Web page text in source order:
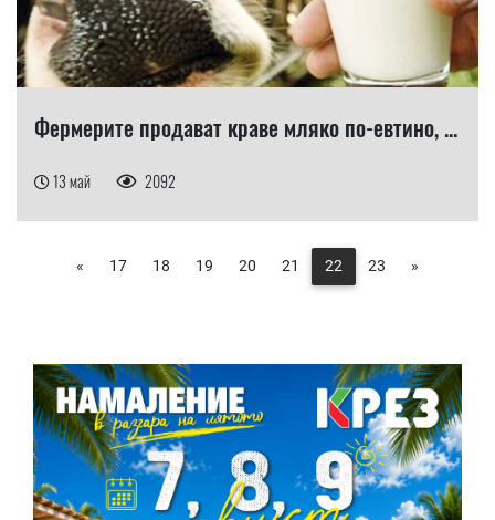
Фермерите продават краве мляко по-евтино, ...
13 май 2092
« 17 18 19 20 21 22 23 »